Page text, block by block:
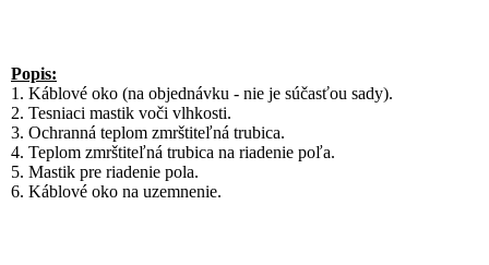
Popis:
1. Káblové oko (na objednávku - nie je súčasťou sady).
2. Tesniaci mastik voči vlhkosti.
3. Ochranná teplom zmrštiteľná trubica.
4. Teplom zmrštiteľná trubica na riadenie poľa.
5. Mastik pre riadenie pola.
6. Káblové oko na uzemnenie.